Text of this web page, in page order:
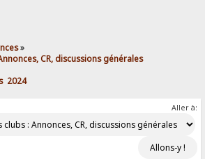
»
CR, discussions générales
2024
Aller à: